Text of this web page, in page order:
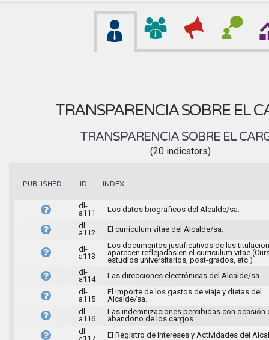
TRANSPARENCIA SOBRE EL
TRANSPARENCIA SOBRE EL
(20 indicators)
PUBLISHED ID INDEX
dl-
a111
Los datos biográficos del Alcalde/sa.
dl-
a112
El curriculum vitae del Alcalde/sa.
dl-
a113
Los documentos justificativos de las
aparecen reflejadas en el curriculum vitae
estudios universitarios, post-grados, etc.)
dl-
a114
Las direcciones electrónicas del Alcalde/sa.
dl-
a115
El importe de los gastos de viaje y dietas del
Alcalde/sa.
dl-
a116
Las indemnizaciones percibidas con ocasión
abandono de los cargos.
dl-
El Registro de Intereses y Actividades del